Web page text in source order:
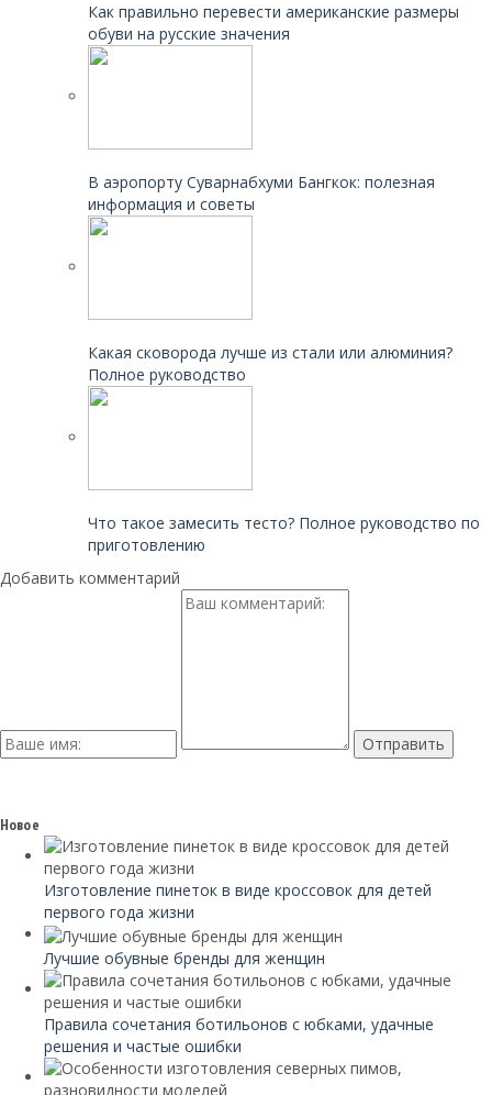
Как правильно перевести американские размеры
обуви на русские значения
В аэропорту Суварнабхуми Бангкок: полезная
информация и советы
Какая сковорода лучше из стали или алюминия?
Полное руководство
Что такое замесить тесто? Полное руководство по
приготовлению
Добавить комментарий
Новое
Изготовление пинеток в виде кроссовок для детей
первого года жизни
Лучшие обувные бренды для женщин
Правила сочетания ботильонов с юбками, удачные
решения и частые ошибки